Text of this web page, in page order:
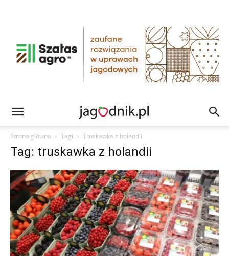
Strona główna Tagi Truskawka z holandii
Tag: truskawka z holandii